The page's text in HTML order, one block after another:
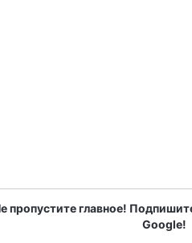
пропустите главное!
Google!